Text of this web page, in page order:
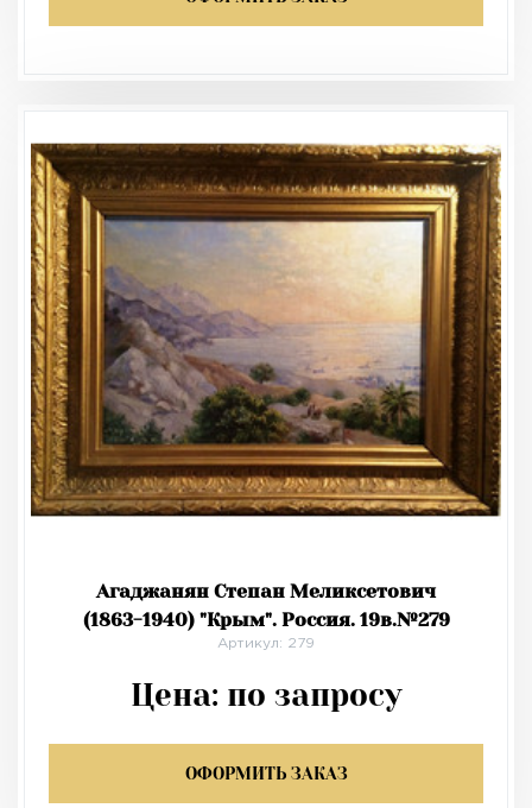
Агаджанян Степан Меликсетович
(1863-1940) "Крым". Россия. 19в.№279
Артикул: 279
Цена: по запросу
ОФОРМИТЬ ЗАКАЗ